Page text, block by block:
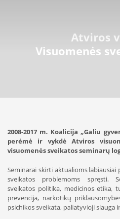
Atviros
Visuomenės
2008-2017 m. Koalicija „Galiu
perėmė ir vykdė Atviros
visuomenės sveikatos seminarų
Seminarai skirti aktualioms
sveikatos problemoms spręsti.
sveikatos politika, medicinos etika,
prevencija, narkotikų
psichikos sveikata, paliatyvioji slauga